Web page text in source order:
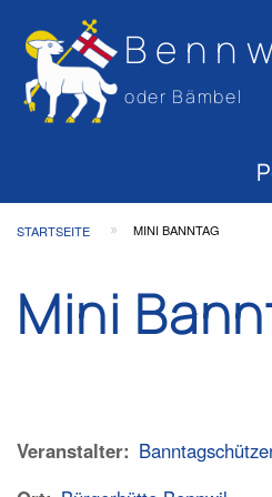
oder Bämbel
STARTSEITE MINI BANNTAG
Mini
Veranstalter